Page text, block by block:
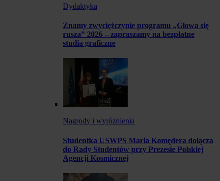
Dydaktyka
Znamy zwyciężczynie programu „Głowa się
rusza” 2026 – zapraszamy na bezpłatne
studia graficzne
Nagrody i wyróżnienia
Studentka USWPS Maria Komędera dołącza
do Rady Studentów przy Prezesie Polskiej
Agencji Kosmicznej